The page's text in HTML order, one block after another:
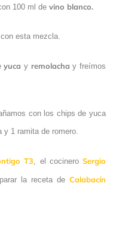
100 ml de vino blanco.
esta mezcla.
yuca y remolacha y freímos
con los chips de yuca
y 1 ramita de romero.
T3, el cocineroSergio
la receta de Calabacín